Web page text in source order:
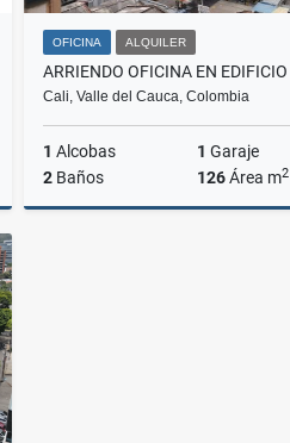
OFICINA ALQUILER
Cali, Valle del Cauca, Colombia
1 Alcobas 1 Garaje
2Baños 126Área m2